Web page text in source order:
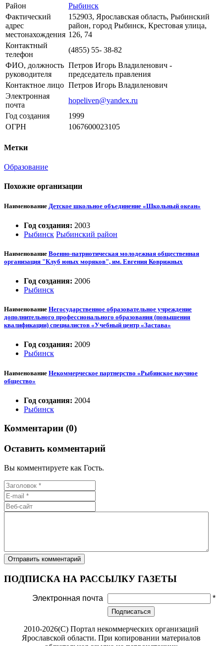
Район
Рыбинск
Фактический
адрес
местонахождения
152903, Ярославская область, Рыбинский
район, город Рыбинск, Крестовая улица,
126, 74
Контактный
телефон
(4855) 55- 38-82
ФИО, должность
руководителя
Петров Игорь Владиленович -
председатель правления
Контактное лицо Петров Игорь Владиленович
Электронная
почта
hopeliven@yandex.ru
Год создания
1999
ОГРН
1067600023105
Метки
Образование
Похожие организации
Наименование Детское школьное объединение «Школьный океан»
Год создания: 2003
Рыбинск Рыбинский район
Наименование Военно-патриотическая молодежная общественная
организация "Клуб юных моряков", им. Евгения Коврижных
Год создания: 2006
Рыбинск
Наименование Негосударственное образовательное учреждение
дополнительного профессионального образования (повышения
квалификации) специалистов «Учебный центр «Застава»
Год создания: 2009
Рыбинск
Наименование Некоммерческое партнерство «Рыбинское научное
общество»
Год создания: 2004
Рыбинск
Комментарии (0)
Оставить комментарий
Вы комментируете как Гость.
ПОДПИСКА НА РАССЫЛКУ ГАЗЕТЫ
Электронная почта *
Подписаться
2010-2026(С) Портал некоммерческих организаций
Ярославской области. При копировании материалов